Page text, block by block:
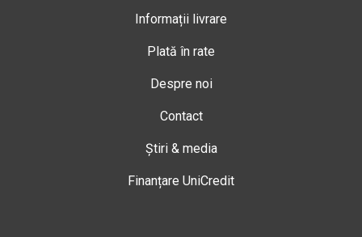
Informații livrare
Plată în rate
Despre noi
Contact
Știri & media
Finanțare UniCredit